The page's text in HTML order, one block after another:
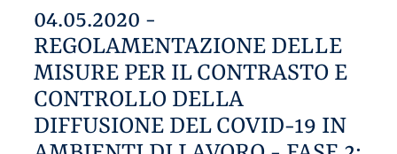
04.05.2020 -
REGOLAMENTAZIONE DELLE
MISURE PER IL CONTRASTO E
CONTROLLO DELLA
DIFFUSIONE DEL COVID-19 IN